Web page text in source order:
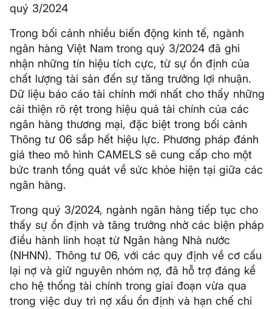
quý 3/2024
Trong bối cảnh nhiều biến động kinh tế, ngành
ngân hàng Việt Nam trong quý 3/2024 đã ghi
nhận những tín hiệu tích cực, từ sự ổn định của
chất lượng tài sản đến sự tăng trưởng lợi nhuận.
Dữ liệu báo cáo tài chính mới nhất cho thấy những
cải thiện rõ rệt trong hiệu quả tài chính của các
ngân hàng thương mại, đặc biệt trong bối cảnh
Thông tư 06 sắp hết hiệu lực. Phương pháp đánh
giá theo mô hình CAMELS sẽ cung cấp cho một
bức tranh tổng quát về sức khỏe hiện tại giữa các
ngân hàng.
Trong quý 3/2024, ngành ngân hàng tiếp tục cho
thấy sự ổn định và tăng trưởng nhờ các biện pháp
điều hành linh hoạt từ Ngân hàng Nhà nước
(NHNN). Thông tư 06, với các quy định về cơ cấu
lại nợ và giữ nguyên nhóm nợ, đã hỗ trợ đáng kể
cho hệ thống tài chính trong giai đoạn vừa qua
trong việc duy trì nợ xấu ổn định và hạn chế chi